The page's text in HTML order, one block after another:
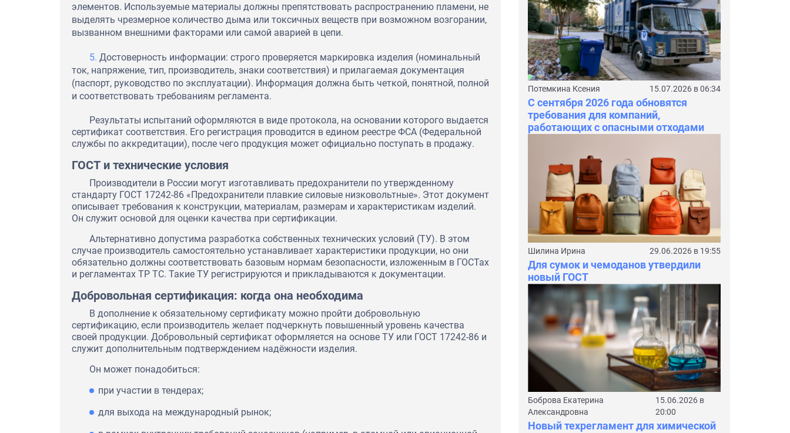
элементов. Используемые материалы должны препятствовать распространению пламени, не
выделять чрезмерное количество дыма или токсичных веществ при возможном возгорании,
вызванном внешними факторами или самой аварией в цепи.
Достоверность информации: строго проверяется маркировка изделия (номинальный
ток, напряжение, тип, производитель, знаки соответствия) и прилагаемая документация
(паспорт, руководство по эксплуатации). Информация должна быть четкой, понятной, полной
и соответствовать требованиям регламента.
Результаты испытаний оформляются в виде протокола, на основании которого выдается
сертификат соответствия. Его регистрация проводится в едином реестре ФСА (Федеральной
службы по аккредитации), после чего продукция может официально поступать в продажу.
ГОСТ и технические условия
Производители в России могут изготавливать предохранители по утвержденному
стандарту ГОСТ 17242-86 «Предохранители плавкие силовые низковольтные». Этот документ
описывает требования к конструкции, материалам, размерам и характеристикам изделий.
Он служит основой для оценки качества при сертификации.
Альтернативно допустима разработка собственных технических условий (ТУ). В этом
случае производитель самостоятельно устанавливает характеристики продукции, но они
обязательно должны соответствовать базовым нормам безопасности, изложенным в ГОСТах
и регламентах ТР ТС. Такие ТУ регистрируются и прикладываются к документации.
Добровольная сертификация: когда она необходима
В дополнение к обязательному сертификату можно пройти добровольную
сертификацию, если производитель желает подчеркнуть повышенный уровень качества
своей продукции. Добровольный сертификат оформляется на основе ТУ или ГОСТ 17242-86 и
служит дополнительным подтверждением надёжности изделия.
Он может понадобиться:
при участии в тендерах;
для выхода на международный рынок;
Потемкина Ксения 15.07.2026 в 06:34
С сентября 2026 года обновятся
требования для компаний,
работающих с опасными отходами
Шилина Ирина 29.06.2026 в 19:55
Для сумок и чемоданов утвердили
новый ГОСТ
Боброва Екатерина
Александровна
15.06.2026 в
20:00
Новый техрегламент для химической